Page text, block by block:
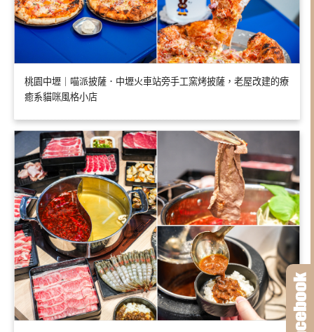
桃園中壢｜喵派披薩．中壢火車站旁手工窯烤披薩，老屋改建的療
癒系貓咪風格小店